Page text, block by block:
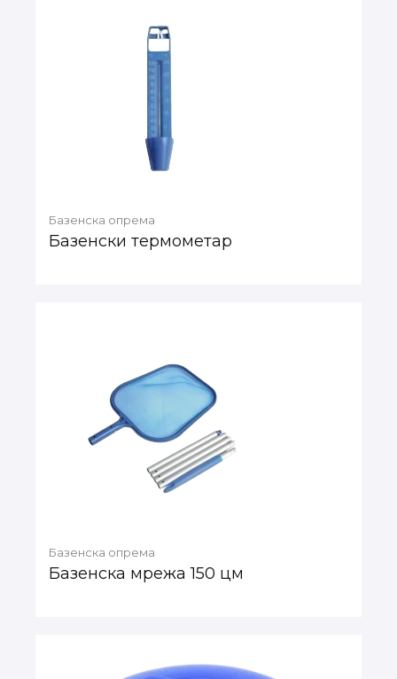
Базенска опрема
Базенски термометар
Базенска опрема
Базенска мрежа 150 цм